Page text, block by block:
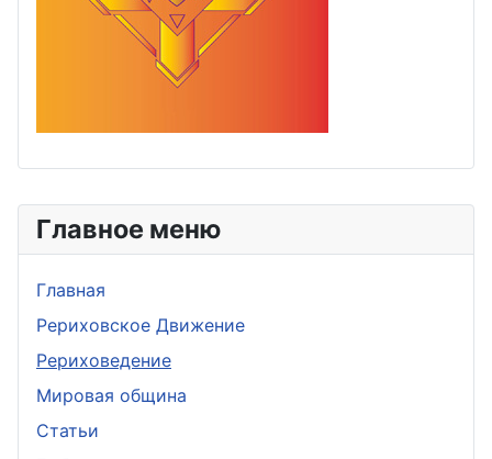
Главное меню
Главная
Рериховское Движение
Рериховедение
Мировая община
Статьи